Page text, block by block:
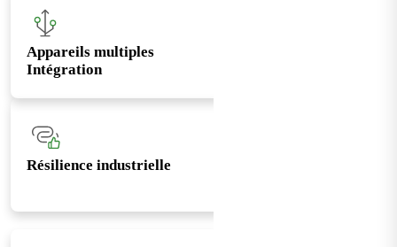
Appareils multiples
Intégration
Résilience industrielle